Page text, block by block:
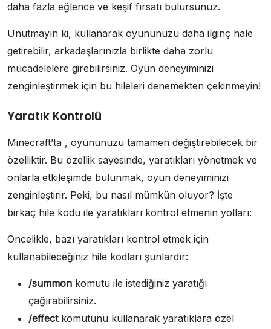
daha fazla eğlence ve keşif fırsatı bulursunuz.
Unutmayın ki, kullanarak oyununuzu daha ilginç hale
getirebilir, arkadaşlarınızla birlikte daha zorlu
mücadelelere girebilirsiniz. Oyun deneyiminizi
zenginleştirmek için bu hileleri denemekten çekinmeyin!
Yaratık Kontrolü
Minecraft’ta , oyununuzu tamamen değiştirebilecek bir
özelliktir. Bu özellik sayesinde, yaratıkları yönetmek ve
onlarla etkileşimde bulunmak, oyun deneyiminizi
zenginleştirir. Peki, bu nasıl mümkün oluyor? İşte
birkaç hile kodu ile yaratıkları kontrol etmenin yolları:
Öncelikle, bazı yaratıkları kontrol etmek için
kullanabileceğiniz hile kodları şunlardır:
/summon komutu ile istediğiniz yaratığı
çağırabilirsiniz.
/effectkomutunu kullanarak yaratıklara özel